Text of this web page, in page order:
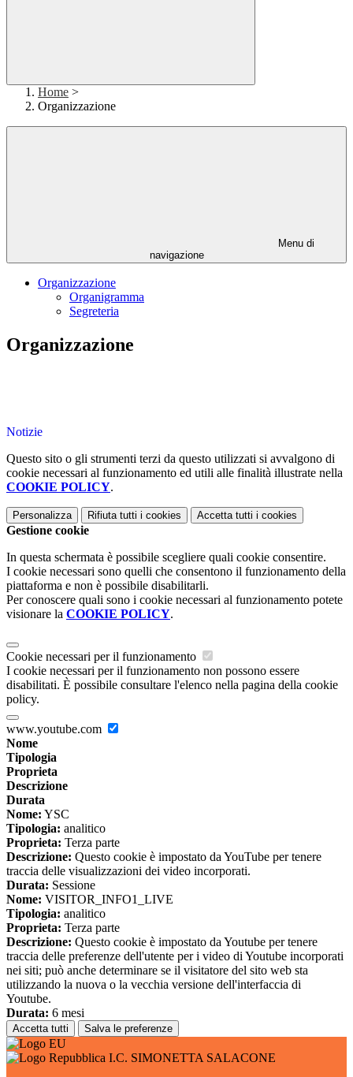
Home >
Organizzazione
Menu di
navigazione
Organizzazione
Organigramma
Segreteria
Organizzazione
Notizie
Questo sito o gli strumenti terzi da questo utilizzati si avvalgono di
cookie necessari al funzionamento ed utili alle finalità illustrate nella
COOKIE POLICY.
Personalizza Rifiuta tutti i cookies Accetta tutti i cookies
Gestione cookie
In questa schermata è possibile scegliere quali cookie consentire.
I cookie necessari sono quelli che consentono il funzionamento della
piattaforma e non è possibile disabilitarli.
Per conoscere quali sono i cookie necessari al funzionamento potete
visionare la COOKIE POLICY.
Cookie necessari per il funzionamento
I cookie necessari per il funzionamento non possono essere
disabilitati. È possibile consultare l'elenco nella pagina della cookie
policy.
www.youtube.com
Nome
Tipologia
Proprieta
Descrizione
Durata
Nome: YSC
Tipologia: analitico
Proprieta: Terza parte
Descrizione: Questo cookie è impostato da YouTube per tenere
traccia delle visualizzazioni dei video incorporati.
Durata: Sessione
Nome: VISITOR_INFO1_LIVE
Tipologia: analitico
Proprieta: Terza parte
Descrizione: Questo cookie è impostato da Youtube per tenere
traccia delle preferenze dell'utente per i video di Youtube incorporati
nei siti; può anche determinare se il visitatore del sito web sta
utilizzando la nuova o la vecchia versione dell'interfaccia di
Youtube.
Durata: 6 mesi
Accetta tutti Salva le preferenze
I.C. SIMONETTA SALACONE